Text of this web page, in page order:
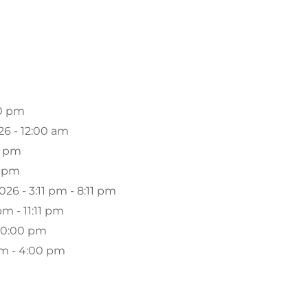
pm
- 12:00 am
pm
pm
- 3:11 pm - 8:11 pm
- 11:11 pm
pm
- 4:00 pm